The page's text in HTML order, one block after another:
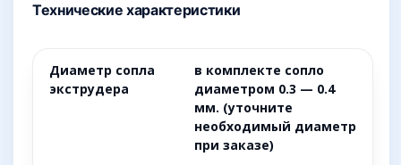
Технические характеристики
Диаметр сопла
экструдера
в комплекте сопло
диаметром 0.3 — 0.4
мм. (уточните
необходимый диаметр
при заказе)